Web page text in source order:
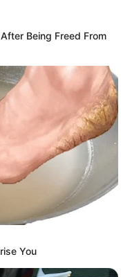
στις
με τη
του Μετρό
Πέθανε βρέφος
Being Freed From
You